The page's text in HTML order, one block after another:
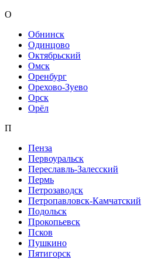
О
Обнинск
Одинцово
Октябрьский
Омск
Оренбург
Орехово-Зуево
Орск
Орёл
П
Пенза
Первоуральск
Переславль-Залесский
Пермь
Петрозаводск
Петропавловск-Камчатский
Подольск
Прокопьевск
Псков
Пушкино
Пятигорск